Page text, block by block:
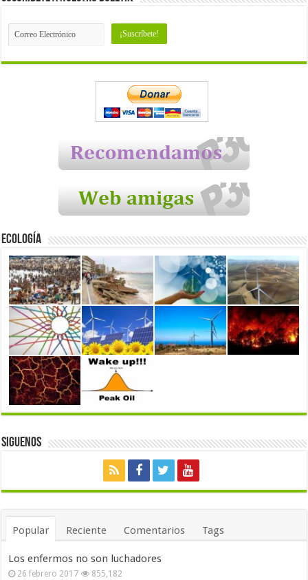
Ecología
Siguenos
Popular Reciente Comentarios Tags
Los enfermos no son luchadores
26 febrero 2017 855,182